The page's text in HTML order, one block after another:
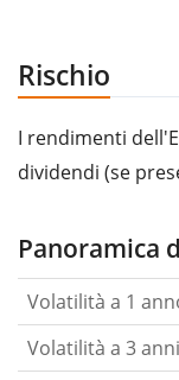
Rischio
I rendimenti
dividendi (se
Panoramica
Volatilità a 1
Volatilità a 3 anni